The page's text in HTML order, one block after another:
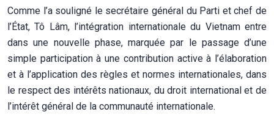
Comme l’a souligné le secrétaire général du Parti et chef de
l’État, Tô Lâm, l’intégration internationale du Vietnam entre
dans une nouvelle phase, marquée par le passage d’une
simple participation à une contribution active à l’élaboration
et à l’application des règles et normes internationales, dans
le respect des intérêts nationaux, du droit international et de
l’intérêt général de la communauté internationale.